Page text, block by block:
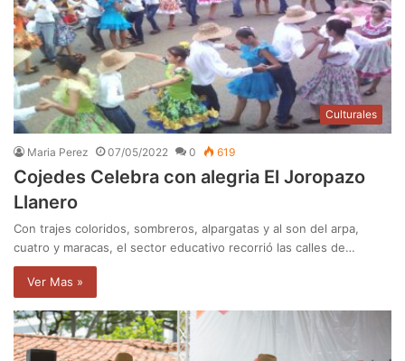
Culturales
Maria Perez 07/05/2022 0 619
Cojedes Celebra con alegria El Joropazo
Llanero
Con trajes coloridos, sombreros, alpargatas y al son del arpa,
cuatro y maracas, el sector educativo recorrió las calles de…
Ver Mas »